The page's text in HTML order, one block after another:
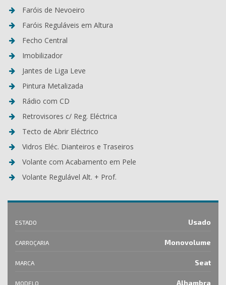
Faróis de Nevoeiro
Faróis Reguláveis em Altura
Fecho Central
Imobilizador
Jantes de Liga Leve
Pintura Metalizada
Rádio com CD
Retrovisores c/ Reg. Eléctrica
Tecto de Abrir Eléctrico
Vidros Eléc. Dianteiros e Traseiros
Volante com Acabamento em Pele
Volante Regulável Alt. + Prof.
ESTADO Usado
CARROÇARIA Monovolume
MARCA Seat
MODELO Alhambra